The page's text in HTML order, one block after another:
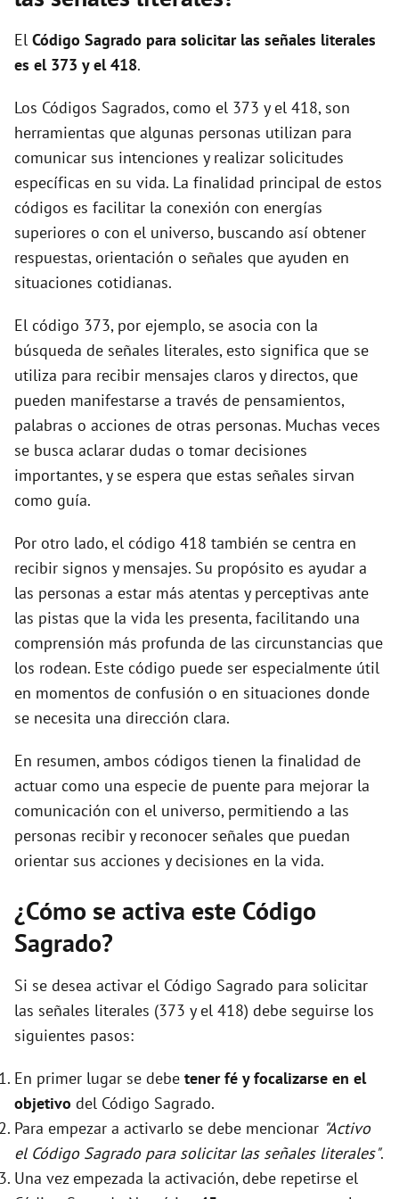
i
e
o
El Código Sagrado para solicitar las señales literales
es el 373 y el 418.
Los Códigos Sagrados, como el 373 y el 418, son
herramientas que algunas personas utilizan para
comunicar sus intenciones y realizar solicitudes
específicas en su vida. La finalidad principal de estos
códigos es facilitar la conexión con energías
superiores o con el universo, buscando así obtener
respuestas, orientación o señales que ayuden en
situaciones cotidianas.
El código 373, por ejemplo, se asocia con la
búsqueda de señales literales, esto significa que se
utiliza para recibir mensajes claros y directos, que
pueden manifestarse a través de pensamientos,
palabras o acciones de otras personas. Muchas veces
se busca aclarar dudas o tomar decisiones
importantes, y se espera que estas señales sirvan
como guía.
Por otro lado, el código 418 también se centra en
recibir signos y mensajes. Su propósito es ayudar a
las personas a estar más atentas y perceptivas ante
las pistas que la vida les presenta, facilitando una
comprensión más profunda de las circunstancias que
los rodean. Este código puede ser especialmente útil
en momentos de confusión o en situaciones donde
se necesita una dirección clara.
En resumen, ambos códigos tienen la finalidad de
actuar como una especie de puente para mejorar la
comunicación con el universo, permitiendo a las
personas recibir y reconocer señales que puedan
orientar sus acciones y decisiones en la vida.
¿Cómo se activa este Código
Sagrado?
Si se desea activar el Código Sagrado para solicitar
las señales literales (373 y el 418) debe seguirse los
siguientes pasos:
En primer lugar se debe tener fé y focalizarse en el
objetivo del Código Sagrado.
Para empezar a activarlo se debe mencionar "Activo
el Código Sagrado para solicitar las señales literales".
Una vez empezada la activación, debe repetirse el